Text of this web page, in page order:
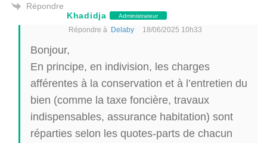
Répondre
Khadidja
Administrateur
Répondre à Delaby 18/06/2025 10h33
Bonjour,
En principe, en indivision, les charges
afférentes à la conservation et à l’entretien du
bien (comme la taxe foncière, travaux
indispensables, assurance habitation) sont
réparties selon les quotes-parts de chacun